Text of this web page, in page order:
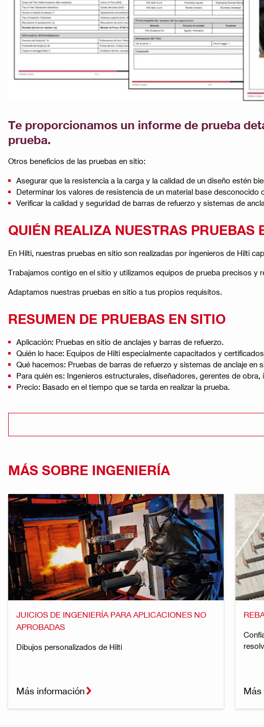
Te proporcionamos un informe de prueba
prueba.​
Otros beneficios de las pruebas en sitio:
Asegurar que la resistencia a la carga y la calidad de un diseño estén
Determinar los valores de resistencia de un material base
Verificar la calidad y seguridad de barras de refuerzo y sistemas de
QUIÉN REALIZA NUESTRAS PRUEBAS
En Hilti, nuestras pruebas en sitio son realizadas por ingenieros de Hilti
Trabajamos contigo en el sitio y utilizamos equipos de prueba precisos y
Adaptamos nuestras pruebas en sitio a tus propios requisitos.
RESUMEN DE PRUEBAS EN SITIO
Aplicación: Pruebas en sitio de anclajes y barras de refuerzo.
Quién lo hace: Equipos de Hilti especialmente capacitados y
Qué hacemos: Pruebas de barras de refuerzo y sistemas de anclaje
Para quién es: Ingenieros estructurales, diseñadores, gerentes de
Precio: Basado en el tiempo que se tarda en realizar la prueba.​
MÁS SOBRE INGENIERÍA
JUICIOS DE INGENIERÍA PARA APLICACIONES NO
APROBADAS
Dibujos personalizados de Hilti
Más información Más